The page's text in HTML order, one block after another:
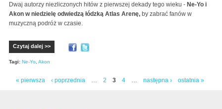
Dwaj autorzy niezliczonych hitów z pierwszej dekady tego wieku - Ne-Yo i
Akon w niedzielę odwiedzą łódzką Atlas Arenę, by zabrać fanów w
muzyczną podróż w czasie.
Czytaj dalej >>
Tagi: Ne-Yo Akon
Strony
« pierwsza ‹ poprzednia … 2 3 4 … następna › ostatnia »